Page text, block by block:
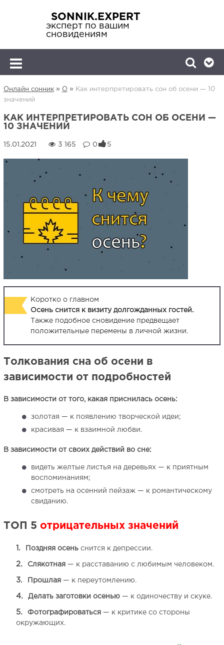
SONNIK.EXPERT
эксперт по вашим
сновидениям
Онлайн сонник» О »
Как интерпретировать сон об осени — 10
значений
КАК ИНТЕРПРЕТИРОВАТЬ СОН ОБ ОСЕНИ —
10 ЗНАЧЕНИЙ
3 165 0 5
Коротко о главном
Осень снится к визиту долгожданных гостей.
Также подобное сновидение предвещает
положительные перемены в личной жизни.
Толкования сна об осени в
зависимости от подробностей
В зависимости от того, какая приснилась осень:
золотая — к появлению творческой идеи;
красивая — к взаимной любви.
В зависимости от своих действий во сне:
видеть желтые листья на деревьях — к приятным
воспоминаниям;
смотреть на осенний пейзаж — к романтическому
свиданию.
ТОП 5 отрицательных значений
Поздняя осеньснится к депрессии.
Слякотная— к расставанию с любимым человеком.
Прошлая— к переутомлению.
Делать заготовки осенью— к одиночеству и скуке.
Фотографироваться— к критике со стороны
окружающих.